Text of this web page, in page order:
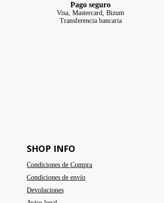
Pago seguro
Visa, Mastercard, Bizum
Transferencia bancaria
SHOP INFO
Condiciones de Compra
Condiciones de envío
Devoluciones